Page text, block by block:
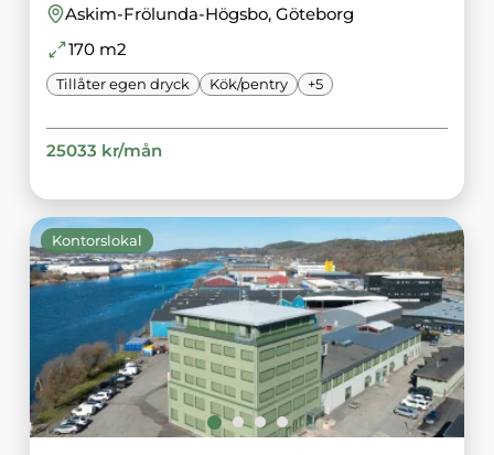
Askim-Frölunda-Högsbo, Göteborg
170m2
Tillåter egen dryck Kök/pentry +5
25033 kr/mån
Kontorslokal